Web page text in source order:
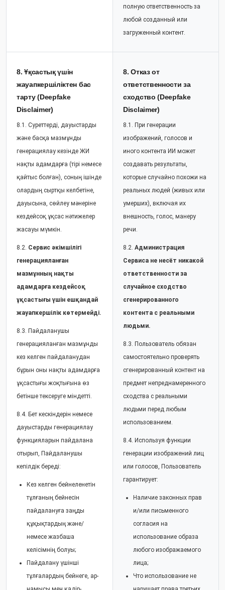
полную ответственность за
любой созданный или
загруженный контент.
8. Ұқсастық үшін
жауапкершіліктен бас
тарту (Deepfake
Disclaimer)
8.1. Суреттерді, дауыстарды
және басқа мазмұнды
генерациялау кезінде ЖИ
нақты адамдарға (тірі немесе
қайтыс болған), соның ішінде
олардың сыртқы келбетіне,
дауысына, сөйлеу мәнеріне
кездейсоқ ұқсас нәтижелер
жасауы мүмкін.
8.2. Сервис әкімшілігі
генерацияланған
мазмұнның нақты
адамдарға кездейсоқ
ұқсастығы үшін ешқандай
жауапкершілік көтермейді.
8.3. Пайдаланушы
генерацияланған мазмұнды
кез келген пайдаланудан
бұрын оны нақты адамдарға
ұқсастығы жоқтығына өз
бетінше тексеруге міндетті.
8.4. Бет кескіндерін немесе
дауыстарды генерациялау
функцияларын пайдалана
отырып, Пайдаланушы
кепілдік береді:
Кез келген бейнеленетін
тұлғаның бейнесін
пайдалануға заңды
құқықтардың және/
немесе жазбаша
келісімнің болуы;
Пайдалану үшінші
тұлғалардың бейнеге, ар-
8. Отказ от
ответственности за
сходство (Deepfake
Disclaimer)
8.1. При генерации
изображений, голосов и
иного контента ИИ может
создавать результаты,
которые случайно похожи на
реальных людей (живых или
умерших), включая их
внешность, голос, манеру
речи.
8.2. Администрация
Сервиса не несёт никакой
ответственности за
случайное сходство
сгенерированного
контента с реальными
людьми.
8.3. Пользователь обязан
самостоятельно проверять
сгенерированный контент на
предмет непреднамеренного
сходства с реальными
людьми перед любым
использованием.
8.4. Используя функции
генерации изображений лиц
или голосов, Пользователь
гарантирует:
Наличие законных прав
и/или письменного
согласия на
использование образа
любого изображаемого
лица;
Что использование не